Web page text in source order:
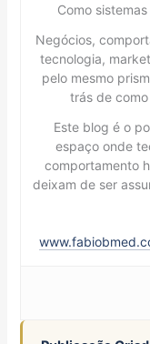
Como
Negócios,
tecnologia,
pelo mesmo
trás de
Este blog é o
espaço onde
comportamento
deixam de ser